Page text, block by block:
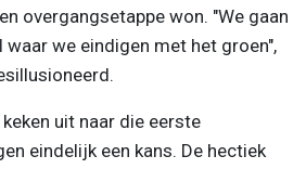
overgangsetappe won. "We gaan
waar we eindigen met het groen",
uit naar die eerste
eindelijk een kans. De hectiek